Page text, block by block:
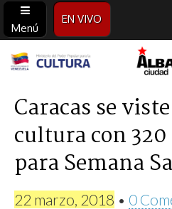
Menú
EN VIVO
Alba
Ciudad
96.3
FM
Caracas se
cultura con
para Semana
22 marzo, 2018 • 0